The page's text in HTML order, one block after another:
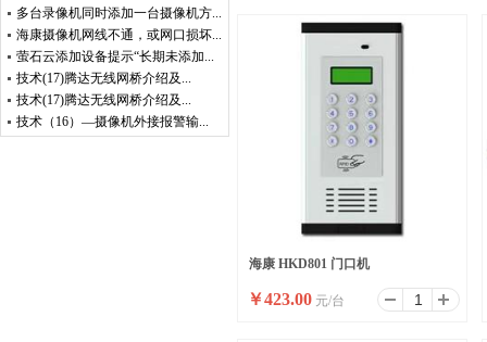
多台录像机同时添加一台摄像机方...
海康摄像机网线不通，或网口损坏...
萤石云添加设备提示“长期未添加...
技术(17)腾达无线网桥介绍及...
技术(17)腾达无线网桥介绍及...
技术（16）—摄像机外接报警输...
海康 HKD801 门口机
￥423.00 元/台